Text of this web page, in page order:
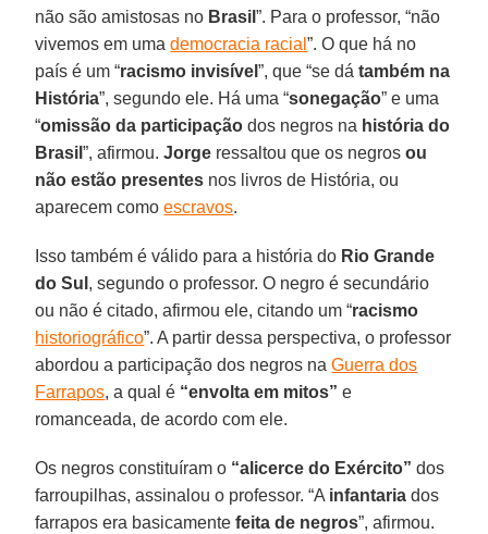
não são amistosas no Brasil”. Para o professor, “não
vivemos em umademocracia racial”. O que há no
país é um “racismo invisível”, que “se dátambém na
História”, segundo ele. Há uma “sonegação” e uma
“omissão da participação dos negros na história do
Brasil”, afirmou.Jorge ressaltou que os negrosou
não estão presentes nos livros de História, ou
aparecem comoescravos.
Isso também é válido para a história do Rio Grande
do Sul , segundo o professor. O negro é secundário
ou não é citado, afirmou ele, citando um “racismo
historiográfico”. A partir dessa perspectiva, o professor
abordou a participação dos negros naGuerra dos
Farrapos, a qual é “envolta em mitos” e
romanceada, de acordo com ele.
Os negros constituíram o “alicerce do Exército” dos
farroupilhas, assinalou o professor. “A infantaria dos
farrapos era basicamente feita de negros”, afirmou.